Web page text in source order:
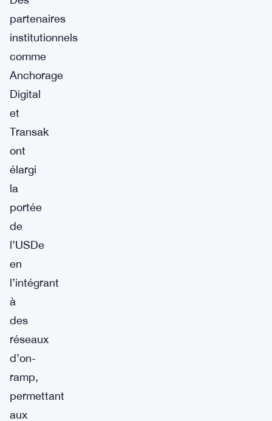
partenaires
institutionnels
comme
Anchorage
Digital
et
Transak
ont
élargi
la
portée
de
l’USDe
en
l’intégrant
à
des
réseaux
d’on-
ramp,
permettant
aux